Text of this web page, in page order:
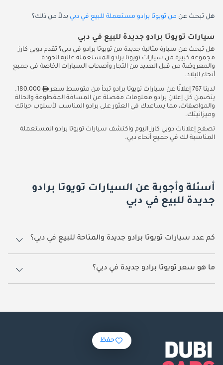
هل تبحث عن من تويوتا برادو مستعملة للبيع في دبي بدلاً من ذلك؟
سيارات تويوتا برادو جديدة للبيع في دبي
هل تبحث عن سيارة مثالية جديدة من تويوتا برادو في دبي؟ تقدم دوبي كارز
مجموعة كبيرة من سيارات تويوتا برادو المستعملة عالية الجودة
والمعروضة من قبل العديد من التجار وأصحاب السيارات الخاصة في جميع
أنحاء البلاد.
لدينا 767 إعلانًا عن سيارات تويوتا برادو تبدأ من متوسط سعر
180,000.
يتضمن كل إعلان برادو معلومات مفصلة عن المسافة المقطوعة والحالة
والمواصفات، مما يساعدك في العثور على برادو المناسب لأسلوب حياتك
وميزانيتك.
تصفح إعلانات دوبي كارز اليوم واكتشف سيارات تويوتا برادو المستعملة
المناسبة لك في جميع أنحاء دبي.
أسئلة وأجوبة عن السيارات تويوتا برادو
جديدة للبيع في دبي
كم عدد سيارات تويوتا برادو جديدة والمتاحة للبيع في دبي؟
767 سيارة تويوتا برادو جديدة متوفرة للبيع في دبي.
ما هو سعر تويوتا برادو جديدة في دبي؟
يبدأ سعر سيارة تويوتا برادو جديدة في دبي 180,000.
حفظ